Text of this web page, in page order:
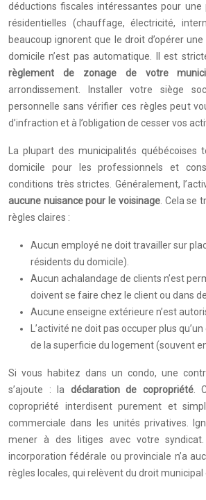
déductions fiscales intéressantes pour une
résidentielles (chauffage, électricité,
beaucoup ignorent que le droit d’opérer
domicile n’est pas automatique. Il est
règlement de zonage de votre
arrondissement. Installer votre siège
personnelle sans vérifier ces règles peut
d’infraction et à l’obligation de cesser vos
La plupart des municipalités québécoises
domicile pour les professionnels et
conditions très strictes. Généralement,
aucune nuisance pour le voisinage. Cela se
règles claires :
Aucun employé ne doit travailler sur
résidents du domicile).
Aucun achalandage de clients n’est
doivent se faire chez le client ou dans
Aucune enseigne extérieure n’est
L’activité ne doit pas occuper plus
de la superficie du logement (souvent
Si vous habitez dans un condo, une
s’ajoute : la déclaration de copropriété.
copropriété interdisent purement et
commerciale dans les unités privatives.
mener à des litiges avec votre
incorporation fédérale ou provinciale n’a
règles locales, qui relèvent du droit municipal